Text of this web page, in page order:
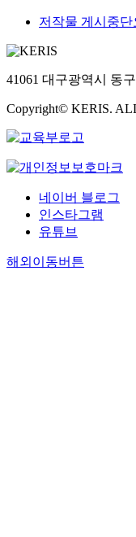
저작물 게시중단
41061 대구광역시 동
Copyright© KERIS.
네이버 블로그
인스타그램
유튜브
해외이동버튼